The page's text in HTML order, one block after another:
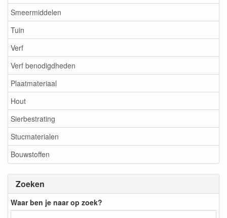
Smeermiddelen
Tuin
Verf
Verf benodigdheden
Plaatmateriaal
Hout
Sierbestrating
Stucmaterialen
Bouwstoffen
Zoeken
Waar ben je naar op zoek?